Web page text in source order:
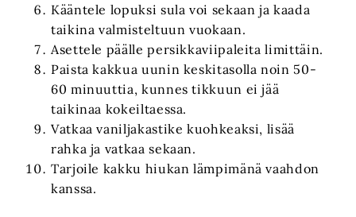
Kääntele lopuksi sula voi sekaan ja kaada
taikina valmisteltuun vuokaan.
Asettele päälle persikkaviipaleita limittäin.
Paista kakkua uunin keskitasolla noin 50-
60 minuuttia, kunnes tikkuun ei jää
taikinaa kokeiltaessa.
Vatkaa vaniljakastike kuohkeaksi, lisää
rahka ja vatkaa sekaan.
Tarjoile kakku hiukan lämpimänä vaahdon
kanssa.